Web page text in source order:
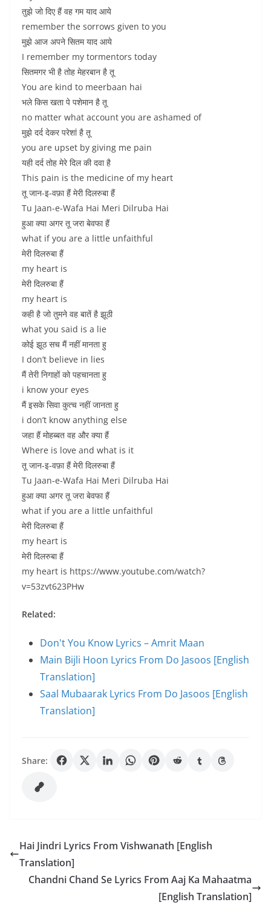
तुझे जो दिए हैं वह गम याद आये
remember the sorrows given to you
मुझे आज अपने सितम याद आये
I remember my tormentors today
सितमगर भी है तोह मेहरबान है तू
You are kind to meerbaan hai
भले किस खता पे पशेमान है तू
no matter what account you are ashamed of
मुझे दर्द देकर परेशां है तू
you are upset by giving me pain
यही दर्द तोह मेरे दिल की दवा है
This pain is the medicine of my heart
तू जान-इ-वफ़ा हैं मेरी दिलरुबा हैं
Tu Jaan-e-Wafa Hai Meri Dilruba Hai
हुआ क्या अगर तू जरा बेवफा हैं
what if you are a little unfaithful
मेरी दिलरुबा हैं
my heart is
मेरी दिलरुबा हैं
my heart is
कही है जो तुमने वह बातें है झूठी
what you said is a lie
कोई झूठ सच मैं नहीं मानता हु
I don’t believe in lies
मैं तेरी निगाहों को पहचानता हु
i know your eyes
मैं इसके सिवा कुत्च नहीं जानता हु
i don’t know anything else
जहा हैं मोहब्बत वह और क्या हैं
Where is love and what is it
तू जान-इ-वफ़ा हैं मेरी दिलरुबा हैं
Tu Jaan-e-Wafa Hai Meri Dilruba Hai
हुआ क्या अगर तू जरा बेवफा हैं
what if you are a little unfaithful
मेरी दिलरुबा हैं
my heart is
मेरी दिलरुबा हैं
my heart is https://www.youtube.com/watch?
v=53zvt623PHw
Related:
Don't You Know Lyrics – Amrit Maan
Main Bijli Hoon Lyrics From Do Jasoos [English
Translation]
Saal Mubaarak Lyrics From Do Jasoos [English
Translation]
Share:
Hai Jindri Lyrics From Vishwanath [English
Translation]
Chandni Chand Se Lyrics From Aaj Ka Mahaatma
[English Translation]